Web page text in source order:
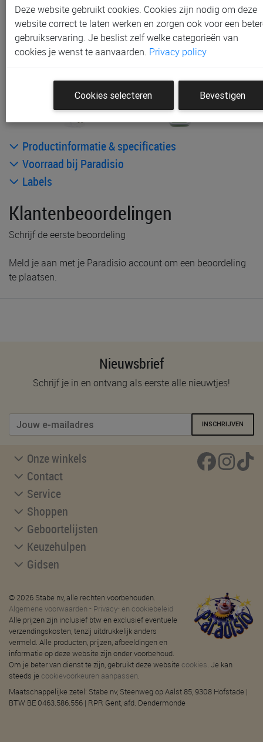
Gratis afhalen in onze winkels mogelijk na bestelling
Gratis verzending vanaf € 80 *
Andere artikelen uit deze collectie:
Productinformatie & specificaties
Voorraad bij Paradisio
Labels
Klantenbeoordelingen
Schrijf de eerste beoordeling
Meld je aan met je Paradisio account om een beoordeling
te plaatsen.
Nieuwsbrief
Schrijf je in en ontvang als eerste alle nieuwtjes!
INSCHRIJVEN
Onze winkels
Contact
Service
Shoppen
Geboortelijsten
Keuzehulpen
Gidsen
© 2026 Stabe nv, alle rechten voorbehouden.
Algemene voorwaarden - Privacy- en cookiebeleid
Alle prijzen zijn inclusief btw en exclusief eventuele
verzendingskosten, tenzij uitdrukkelijk anders
vermeld. Alle producten, prijzen, afbeeldingen en
informatie op deze website zijn onder voorbehoud.
Om je beter van dienst te zijn, gebruikt deze website cookies. Je kan
steeds je cookievoorkeuren aanpassen.
Maatschappelijke zetel: Stabe nv, Steenweg op Aalst 85, 9308 Hofstade |
BTW BE 0463.586.556 | RPR Gent, afd. Dendermonde
Deze website gebruikt cookies. Cookies zijn nodig om deze
website correct te laten werken en zorgen ook voor een
gebruikservaring. Je beslist zelf welke categorieën van
cookies je wenst te aanvaarden. Privacy policy
Cookies selecteren Bevestigen